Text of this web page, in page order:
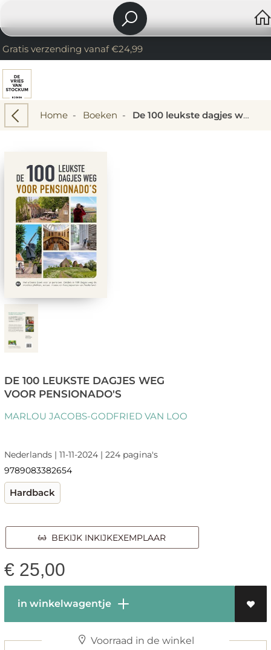
Gratis verzending vanaf €24,99
Home- Boeken - De 100 leukste dagjes weg voor pensionado's
DE 100 LEUKSTE DAGJES WEG
VOOR PENSIONADO'S
MARLOU JACOBS-GODFRIED VAN LOO
Nederlands | 11-11-2024 | 224 pagina's
9789083382654
Hardback
BEKIJK INKIJKEXEMPLAAR
€ 25,00
in winkelwagentje
Voorraad in de winkel